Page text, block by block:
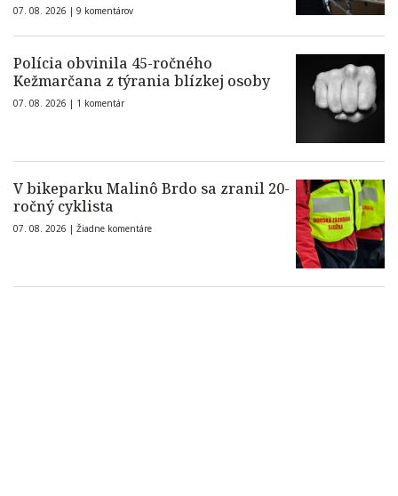
07. 08. 2026 | 9 komentárov
Polícia obvinila 45-ročného
Kežmarčana z týrania blízkej osoby
07. 08. 2026 | 1 komentár
V bikeparku Malinô Brdo sa zranil 20-
ročný cyklista
07. 08. 2026 | Žiadne komentáre